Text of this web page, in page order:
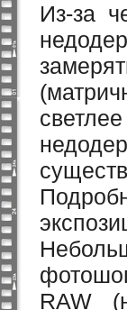
Из-за
RAW